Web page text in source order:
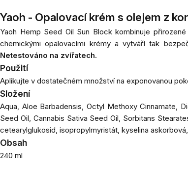
Yaoh - Opalovací krém s olejem z
Yaoh Hemp Seed Oil Sun Block kombinuje
chemickými opalovacími krémy a vytváří tak
Netestováno na zvířatech.
Použití
Aplikujte v dostatečném množství na exponovanou
Složení
Aqua, Aloe Barbadensis, Octyl Methoxy Cinnamate,
Seed Oil, Cannabis Sativa Seed Oil, Sorbitans
cetearylglukosid, isopropylmyristát, kyselina
Obsah
240 ml